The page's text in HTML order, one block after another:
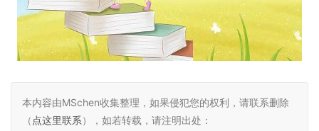
本内容由MSchen收集整理，如果侵犯您的权利，请联系删除
（ 点这里联系），如若转载，请注明出处：